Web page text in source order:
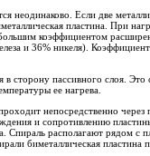
неодинаково. Если две
пластина. При
коэффициентом
и 36% никеля).
сторону пассивного слоя. Это
ее нагрева.
непосредственно через
и сопротивлению
располагают рядом с
биметаллическая пластина